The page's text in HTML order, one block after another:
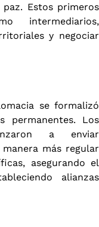
Estos primeros
intermediarios,
y negociar
se formalizó
permanentes. Los
a enviar
más regular
asegurando el
alianzas